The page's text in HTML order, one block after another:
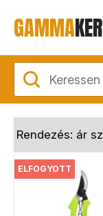
GAMMAKER
ELFOGYOTT